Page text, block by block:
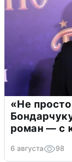
«Не
роман — с
6 августа 98